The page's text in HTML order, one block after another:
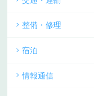
整備・修理
宿泊
情報通信